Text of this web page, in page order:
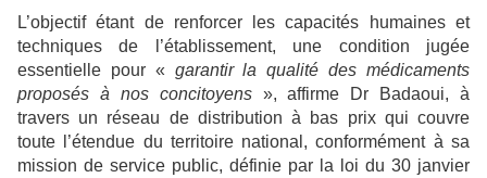
L’objectif étant de renforcer les capacités humaines et
techniques de l’établissement, une condition jugée
essentielle pour « garantir la qualité des médicaments
proposés à nos concitoyens», affirme Dr Badaoui, à
travers un réseau de distribution à bas prix qui couvre
toute l’étendue du territoire national, conformément à sa
mission de service public, définie par la loi du 30 janvier